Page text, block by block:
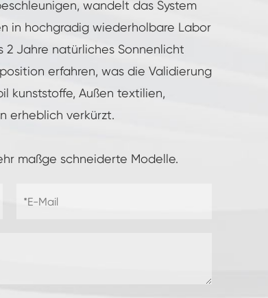
wandelt das System
in hochgradig wiederholbare Labor
2 Jahre natürliches Sonnenlicht
erfahren, was die Validierung
kunststoffe, Außen textilien,
erheblich verkürzt.
maßge schneiderte Modelle.